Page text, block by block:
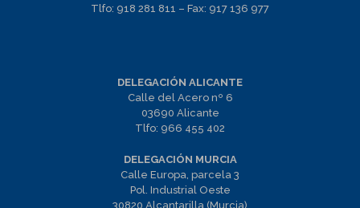
Tlfo: 918 281 811 – Fax: 917 136 977
DELEGACIÓN ALICANTE
Calle del Acero nº 6
03690 Alicante
Tlfo: 966 455 402
DELEGACIÓN MURCIA
Calle Europa, parcela 3
Pol. Industrial Oeste
30820 Alcantarilla (Murcia)